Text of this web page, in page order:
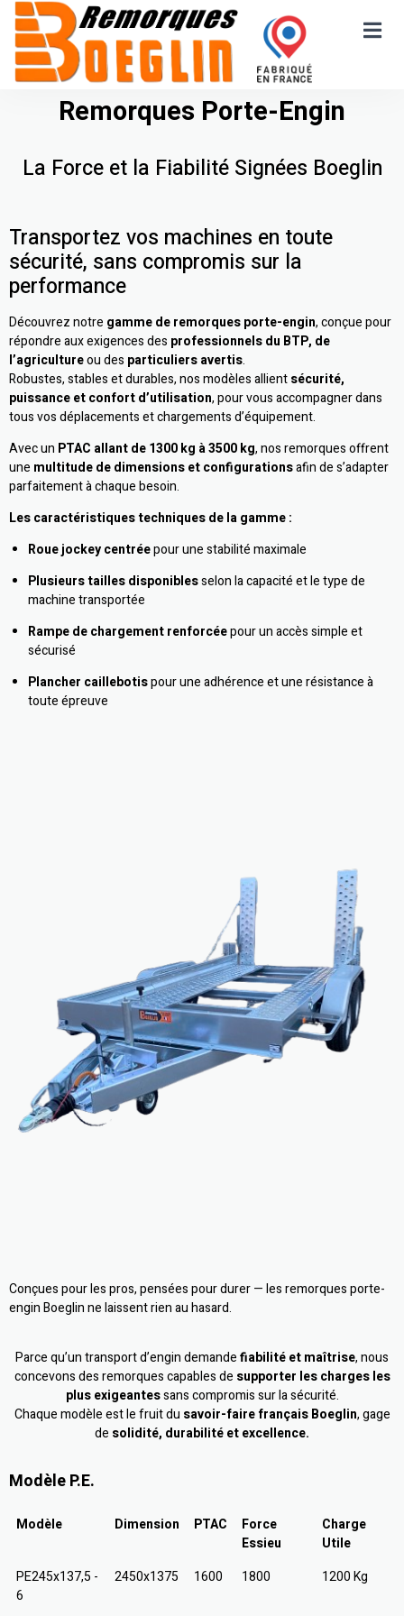
Remorques Porte-Engin
La Force et la Fiabilité Signées Boeglin
Transportez vos machines en toute
sécurité, sans compromis sur la
performance
Découvrez notre gamme de remorques porte-engin, conçue pour
répondre aux exigences des professionnels du BTP, de
l’agricultureou des particuliers avertis.
Robustes, stables et durables, nos modèles allientsécurité,
puissance et confort d’utilisation, pour vous accompagner dans
tous vos déplacements et chargements d’équipement.
Avec un PTAC allant de 1300 kg à 3500 kg, nos remorques offrent
une multitude de dimensions et configurationsafin de s’adapter
parfaitement à chaque besoin.
Les caractéristiques techniques de la gamme :
Roue jockey centréepour une stabilité maximale
Plusieurs tailles disponiblesselon la capacité et le type de
machine transportée
Rampe de chargement renforcéepour un accès simple et
sécurisé
Plancher caillebotispour une adhérence et une résistance à
toute épreuve
Conçues pour les pros, pensées pour durer — les remorques porte-
engin Boeglin ne laissent rien au hasard.
Parce qu’un transport d’engin demandefiabilité et maîtrise, nous
concevons des remorques capables de supporter les charges les
plus exigeantessans compromis sur la sécurité.
Chaque modèle est le fruit du savoir-faire français Boeglin, gage
de solidité, durabilité et excellence.
Modèle P.E.
Modèle Dimension PTAC
Force
Essieu
Charge
Utile
PE245x137,5 -
6
2450x1375 1600 1800 1200 Kg